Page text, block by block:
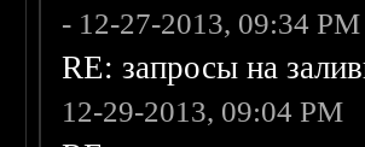
- 12-27-2013, 09:34 PM
RE: запросы на
12-29-2013, 09:04 PM